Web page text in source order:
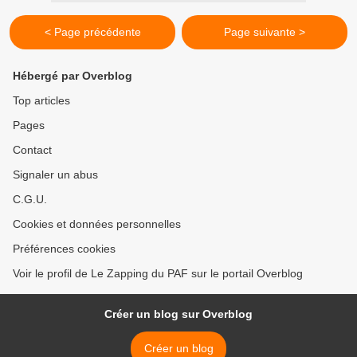
< Page précédente Page suivante >
Hébergé par Overblog
Top articles
Pages
Contact
Signaler un abus
C.G.U.
Cookies et données personnelles
Préférences cookies
Voir le profil de Le Zapping du PAF sur le portail Overblog
Créer un blog sur Overblog
Créer un blog